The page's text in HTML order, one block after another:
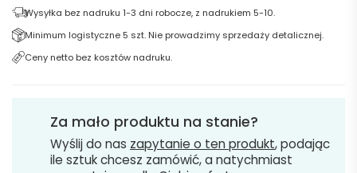
Wysyłka bez nadruku 1-3 dni robocze, z nadrukiem 5-10.
Minimum logistyczne 5 szt. Nie prowadzimy sprzedaży detalicznej.
Ceny netto bez kosztów nadruku.
Za mało produktu na stanie?
Wyślij do nas zapytanie o ten produkt, podając
ile sztuk chcesz zamówić, a natychmiast